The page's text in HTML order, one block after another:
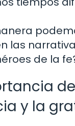
las
de la
y la